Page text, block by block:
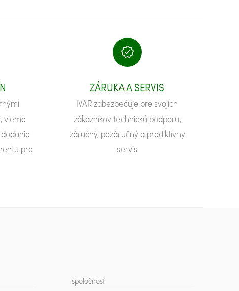
vieme
pre
ZÁRUKA A SERVIS
IVAR zabezpečuje pre svojich
zákazníkov technickú podporu,
záručný, pozáručný a prediktívny
servis